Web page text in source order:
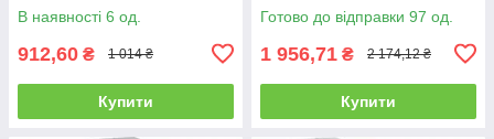
В наявності 6 од.
912,60 ₴ 1 014 ₴
Купити
Готово до відправки 97 од.
1 956,71 ₴ 2 174,12 ₴
Купити